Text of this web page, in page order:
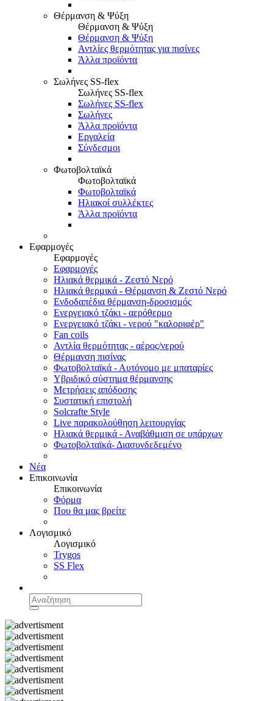
Θέρμανση & Ψύξη
Θέρμανση & Ψύξη
Θέρμανση & Ψύξη
Αντλίες θερμότητας για πισίνες
Άλλα προϊόντα
Σωλήνες SS-flex
Σωλήνες SS-flex
Σωλήνες SS-flex
Σωλήνες
Άλλα προϊόντα
Εργαλεία
Σύνδεσμοι
Φωτοβολταϊκά
Φωτοβολταϊκά
Φωτοβολταϊκά
Ηλιακοί συλλέκτες
Άλλα προϊόντα
Εφαρμογές
Εφαρμογές
Εφαρμογές
Ηλιακά θερμικά - Ζεστό Νερό
Ηλιακά θερμικά - Θέρμανση & Ζεστό Νερό
Ενδοδαπέδια θέρμανση-δροσισμός
Ενεργειακό τζάκι - αερόθερμο
Ενεργειακό τζάκι - νερού "καλοριφέρ"
Fan coils
Αντλία θερμότητας - αέρος/νερού
Θέρμανση πισίνας
Φωτοβολταϊκά - Αυτόνομο με μπαταρίες
Υβριδικό σύστημα θέρμανσης
Μετρήσεις απόδοσης
Συστατική επιστολή
Solcrafte Style
Live παρακολούθηση λειτουργίας
Ηλιακά θερμικά - Αναβάθμιση σε υπάρχων
Φωτοβολταϊκά- Διασυνδεδεμένο
Νέα
Επικοινωνία
Επικοινωνία
Φόρμα
Που θα μας βρείτε
Λογισμικό
Λογισμικό
Trygos
SS Flex